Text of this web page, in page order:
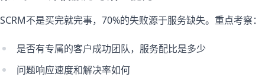
SCRM不是买完就完事，70%的失败源于服务缺失。重点考察：
是否有专属的客户成功团队，服务配比是多少
问题响应速度和解决率如何